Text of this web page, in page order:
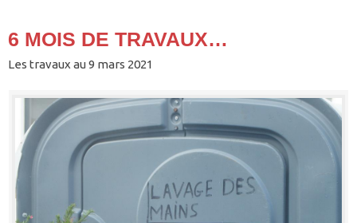
6 MOIS DE TRAVAUX…
Les travaux au 9 mars 2021